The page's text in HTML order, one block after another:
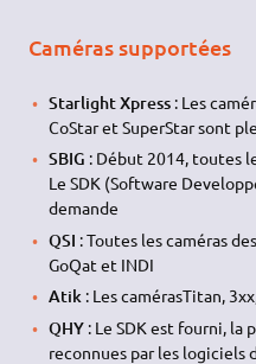
Caméras supportées
Starlight Xpress: Les
CoStar et SuperStar sont
SBIG : Début 2014, toutes
Le SDK (Software
demande
QSI : Toutes les caméras
GoQat et INDI
Atik : Les camérasTitan,
QHY: Le SDK est fourni, la
reconnues par les logiciels